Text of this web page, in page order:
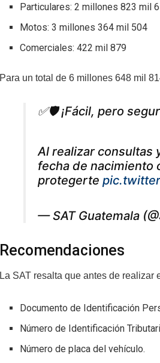
Particulares: 2 millones 823 mil
Motos: 3 millones 364 mil 504
Comerciales: 422 mil 879
Para un total de 6 millones 648 mil
✅🛡️ ¡Fácil, pero
Al realizar consultas
fecha de nacimiento
protegerte
— SAT Guatemala
Recomendaciones
La SAT resalta que antes de
Documento de Identificación
Número de Identificación
Número de placa del vehículo.